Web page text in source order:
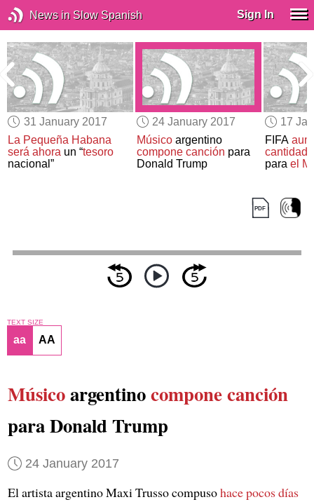
News in Slow Spanish Sign In
31 January 2017
La Pequeña Habana
será ahora un “tesoro
nacional”
24 January 2017
Músicoargentino
compone canción para
Donald Trump
17
FIFA
cantidad
para el
TEXT SIZE
aa AA
Músicoargentinocompone canción
para Donald Trump
24 January 2017
El artista argentino Maxi Trusso compusohace pocos días